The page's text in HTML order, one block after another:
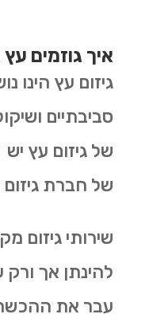
איך גוזמים
גיזום עץ הינו
סביבתיים
של גיזום עץ
של חברת
שירותי גיזום
להינתן אך ורק
עבר את